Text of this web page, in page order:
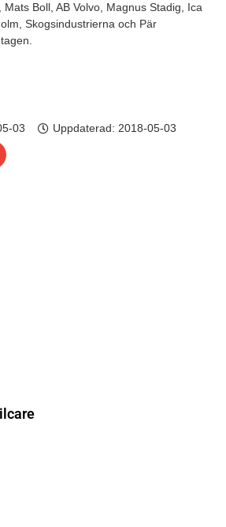
Mats Boll, AB Volvo, Magnus Stadig, Ica
Skogsindustrierna och Pär
03 Uppdaterad: 2018-05-03